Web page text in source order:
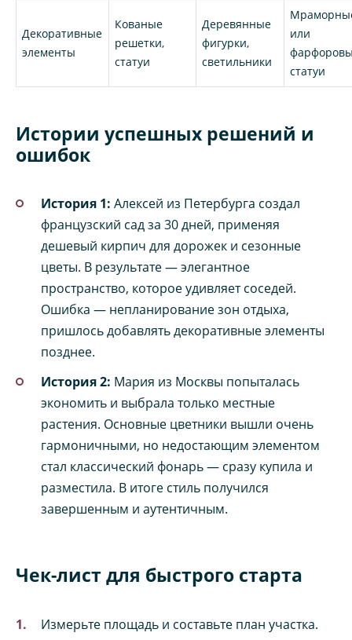
Декоративные
элементы
Кованые
решетки,
статуи
Деревянные
фигурки,
светильники
или
статуи
Истории успешных решений и
ошибок
История 1: Алексей из Петербурга создал
французский сад за 30 дней, применяя
дешевый кирпич для дорожек и сезонные
цветы. В результате — элегантное
пространство, которое удивляет соседей.
Ошибка — непланирование зон отдыха,
пришлось добавлять декоративные элементы
позднее.
История 2: Мария из Москвы попыталась
экономить и выбрала только местные
растения. Основные цветники вышли очень
гармоничными, но недостающим элементом
стал классический фонарь — сразу купила и
разместила. В итоге стиль получился
завершенным и аутентичным.
Чек-лист для быстрого старта
Измерьте площадь и составьте план участка.